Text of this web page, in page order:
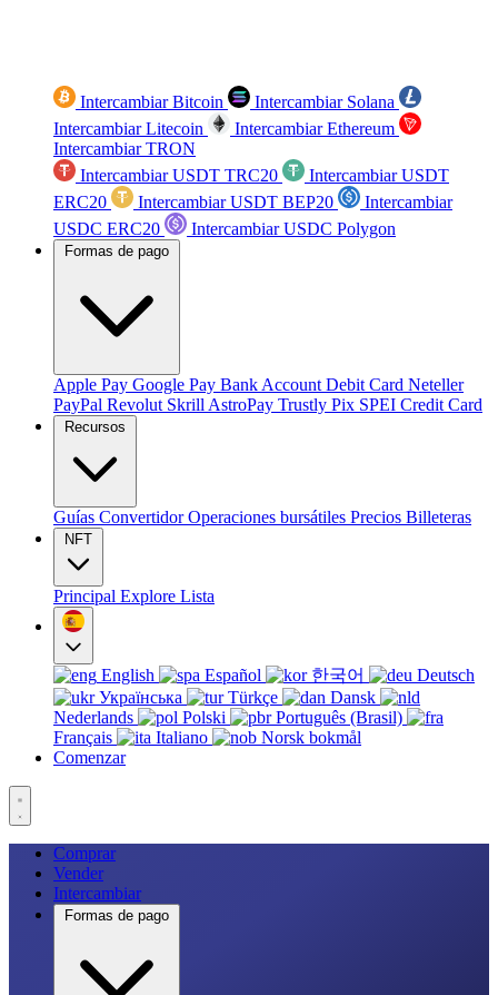
Intercambiar Bitcoin
Intercambiar Solana
Intercambiar Litecoin
Intercambiar Ethereum
Intercambiar TRON
Intercambiar USDT TRC20
Intercambiar USDT
ERC20
Intercambiar USDT BEP20
Intercambiar
USDC ERC20
Intercambiar USDC Polygon
Formas de pago
Apple Pay Google Pay Bank Account Debit Card Neteller
PayPal Revolut Skrill AstroPay Trustly Pix SPEI Credit Card
Recursos
Guías ConvertidorOperaciones bursátiles Precios Billeteras
NFT
Principal Explore Lista
English Español 한국어
Deutsch
Українська
Türkçe
Dansk
Nederlands
Polski
Português (Brasil)
Français
Italiano
Norsk bokmål
Comenzar
Comprar
Vender
Intercambiar
Formas de pago